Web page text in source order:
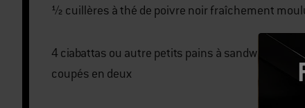
½ cuillères à thé de poivre noir fraîchement
4 ciabattas ou autre petits pains à sandwich,
coupés en deux